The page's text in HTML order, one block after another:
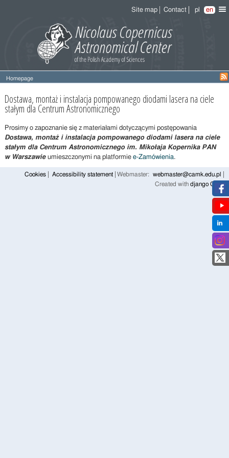
Site map Contact pl en
Homepage
Dostawa,
montaż
i
instalacja
pompowanego
diodami
lasera
na
Dostawa, montaż i instalacja pompowanego diodami lasera na ciele
stałym dla Centrum Astronomicznego
Prosimy o zapoznanie się z materiałami dotyczącymi postępowania
Dostawa, montaż i instalacja pompowanego diodami lasera na ciele
stałym dla Centrum Astronomicznego im. Mikołaja Kopernika PAN
w Warszawie umieszczonymi na platformie e-Zamówienia.
Cookies Accessibility statement Webmaster:
webmaster@camk.edu.pl
Created with django CMS